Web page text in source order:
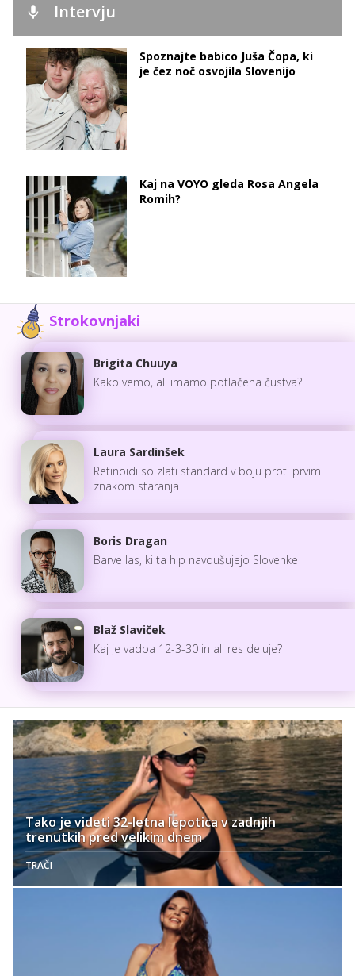
Intervju
Spoznajte babico Juša Čopa, ki
je čez noč osvojila Slovenijo
Kaj na VOYO gleda Rosa Angela
Romih?
Strokovnjaki
Brigita Chuuya
Kako vemo, ali imamo potlačena čustva?
Laura Sardinšek
Retinoidi so zlati standard v boju proti prvim
znakom staranja
Boris Dragan
Barve las, ki ta hip navdušujejo Slovenke
Blaž Slaviček
Kaj je vadba 12-3-30 in ali res deluje?
Tako je videti 32-letna lepotica v zadnjih
trenutkih pred velikim dnem
TRAČI